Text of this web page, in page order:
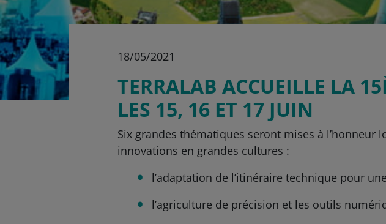
18/05/2021
TERRALAB ACCUEILLE LA
LES 15, 16 ET 17 JUIN
Six grandes thématiques seront mises à
innovations en grandes cultures :
l’adaptation de l’itinéraire technique pour
l’agriculture de précision et les outils